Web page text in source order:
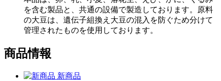
を含む製品と、共通の設備で製造しております。原料
の大豆は、遺伝子組換え大豆の混入を防ぐため分けて
管理されたものを使用しております。
商品情報
新商品